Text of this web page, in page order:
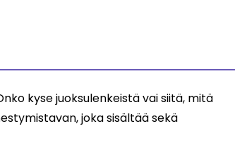
kyse juoksulenkeistä vai siitä, mitä
joka sisältää sekä